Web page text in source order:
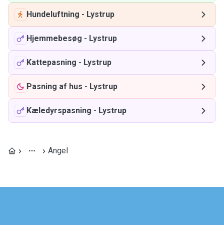
Hundeluftning - Lystrup
Hjemmebesøg - Lystrup
Kattepasning - Lystrup
Pasning af hus - Lystrup
Kæledyrspasning - Lystrup
Angel